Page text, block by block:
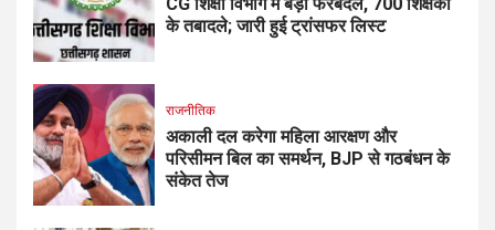
CG शिक्षा विभाग में बड़ा फेरबदल, 700 शिक्षकों
के तबादले; जारी हुई ट्रांसफर लिस्ट
राजनीतिक
अकाली दल करेगा महिला आरक्षण और
परिसीमन बिल का समर्थन, BJP से गठबंधन के
संकेत तेज